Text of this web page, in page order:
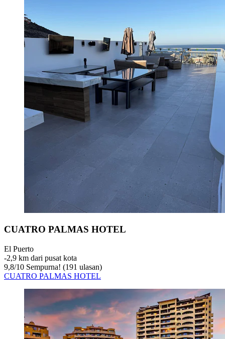
CUATRO PALMAS HOTEL
El Puerto
‐2,9 km dari pusat kota
9,8/10 Sempurna! (191 ulasan)
CUATRO PALMAS HOTEL